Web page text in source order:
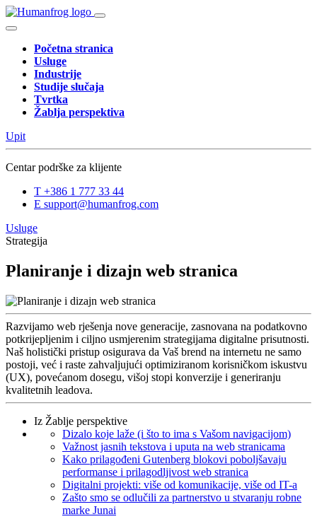
Početna stranica
Usluge
Industrije
Studije slučaja
Tvrtka
Žablja perspektiva
Upit
Centar podrške za klijente
T +386 1 777 33 44
E support@humanfrog.com
Usluge
Strategija
Planiranje i dizajn web stranica
Razvijamo web rješenja nove generacije, zasnovana na podatkovno
potkrijepljenim i ciljno usmjerenim strategijama digitalne prisutnosti.
Naš holistički pristup osigurava da Vaš brend na internetu ne samo
postoji, već i raste zahvaljujući optimiziranom korisničkom iskustvu
(UX), povećanom dosegu, višoj stopi konverzije i generiranju
kvalitetnih leadova.
Iz Žablje perspektive
Dizalo koje laže (i što to ima s Vašom navigacijom)
Važnost jasnih tekstova i uputa na web stranicama
Kako prilagođeni Gutenberg blokovi poboljšavaju
performanse i prilagodljivost web stranica
Digitalni projekti: više od komunikacije, više od IT-a
Zašto smo se odlučili za partnerstvo u stvaranju robne
marke Junai